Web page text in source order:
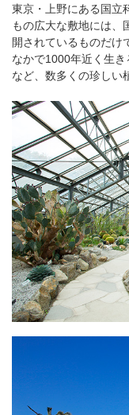
東京・上野にある国立
もの広大な敷地には、
開されているものだけ
なかで1000年近く生
など、数多くの珍しい